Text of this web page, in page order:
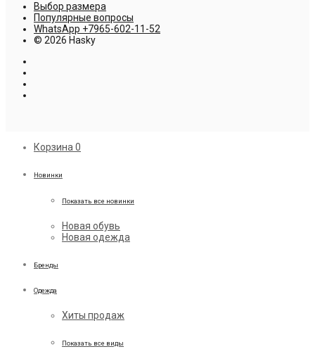
Выбор размера
Популярные вопросы
WhatsApp +7965-602-11-52
© 2026 Hasky
Корзина 0
Новинки
Показать все новинки
Новая обувь
Новая одежда
Бренды
Одежда
Хиты продаж
Показать все виды